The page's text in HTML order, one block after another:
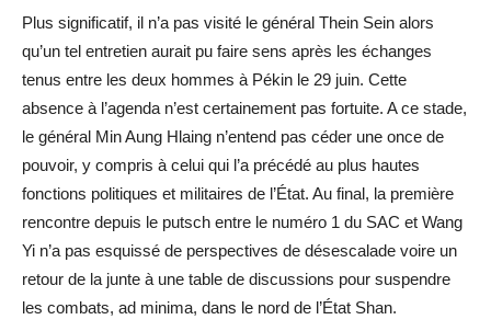
Plus significatif, il n’a pas visité le général Thein Sein alors
qu’un tel entretien aurait pu faire sens après les échanges
tenus entre les deux hommes à Pékin le 29 juin. Cette
absence à l’agenda n’est certainement pas fortuite. A ce stade,
le général Min Aung Hlaing n’entend pas céder une once de
pouvoir, y compris à celui qui l’a précédé au plus hautes
fonctions politiques et militaires de l’État. Au final, la première
rencontre depuis le putsch entre le numéro 1 du SAC et Wang
Yi n’a pas esquissé de perspectives de désescalade voire un
retour de la junte à une table de discussions pour suspendre
les combats, ad minima, dans le nord de l’État Shan.